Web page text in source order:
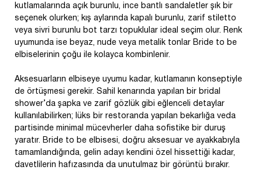
kutlamalarında açık burunlu, ince bantlı sandaletler şık bir
seçenek olurken; kış aylarında kapalı burunlu, zarif stiletto
veya sivri burunlu bot tarzı topuklular ideal seçim olur. Renk
uyumunda ise beyaz, nude veya metalik tonlar Bride to be
elbiselerinin çoğu ile kolayca kombinlenir.
Aksesuarların elbiseye uyumu kadar, kutlamanın konseptiyle
de örtüşmesi gerekir. Sahil kenarında yapılan bir bridal
shower’da şapka ve zarif gözlük gibi eğlenceli detaylar
kullanılabilirken; lüks bir restoranda yapılan bekarlığa veda
partisinde minimal mücevherler daha sofistike bir duruş
yaratır. Bride to be elbisesi, doğru aksesuar ve ayakkabıyla
tamamlandığında, gelin adayı kendini özel hissettiği kadar,
davetlilerin hafızasında da unutulmaz bir görüntü bırakır.